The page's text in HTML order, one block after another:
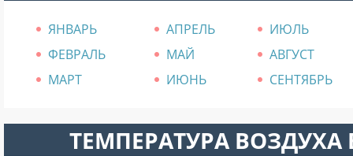
ЯНВАРЬ АПРЕЛЬ
ИЮЛЬ
ФЕВРАЛЬ
МАЙ
АВГУСТ
МАРТ
ИЮНЬ СЕНТЯБРЬ
ТЕМПЕРАТУРА ВОЗДУХА